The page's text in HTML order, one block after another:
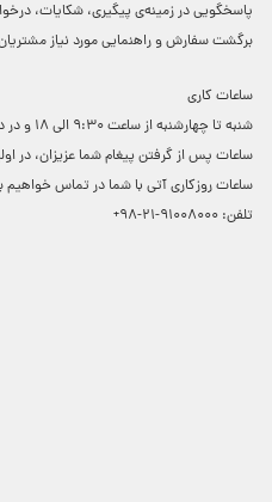
پاسخگویی در زمینه‌ی پیگیری، شکایات،
برگشت سفارش و راهنمایی مورد نیاز
ساعات کاری
شنبه تا چهارشنبه از
ساعات ‌پس از گرفتن پیغام شما عزیزان، در
ساعات روزکاری آتی با شما در تماس خواهیم
تلفن: 91008000-21-98+